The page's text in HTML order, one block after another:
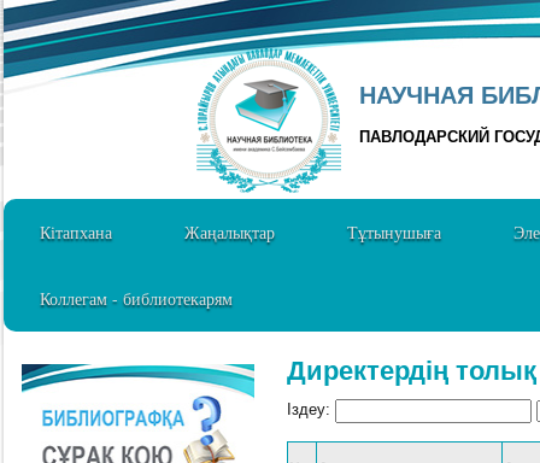
НАУЧНАЯ
ПАВЛОДАРСКИЙ
Кітапхана Жаңалықтар Тұтынушыға
Коллегам - библиотекарям
Директердің
Іздеу: